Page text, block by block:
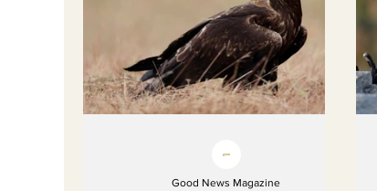
fredligare värld Kände du till....
Endast för Prenumeranter
Good News Magazine